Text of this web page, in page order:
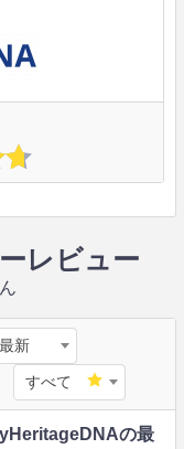
レビュー
最新
すべて
の最